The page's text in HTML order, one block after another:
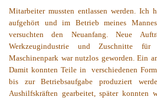
Mitarbeiter mussten entlassen werden. Ich
aufgehört und im Betrieb meines
versuchten den Neuanfang. Neue
Werkzeugindustrie und Zuschnitte
Maschinenpark war nutzlos geworden. Ein
Damit konnten Teile in
verschiedenen
bis zur Betriebsaufgabe produziert
Aushilfskräften gearbeitet, später konnten